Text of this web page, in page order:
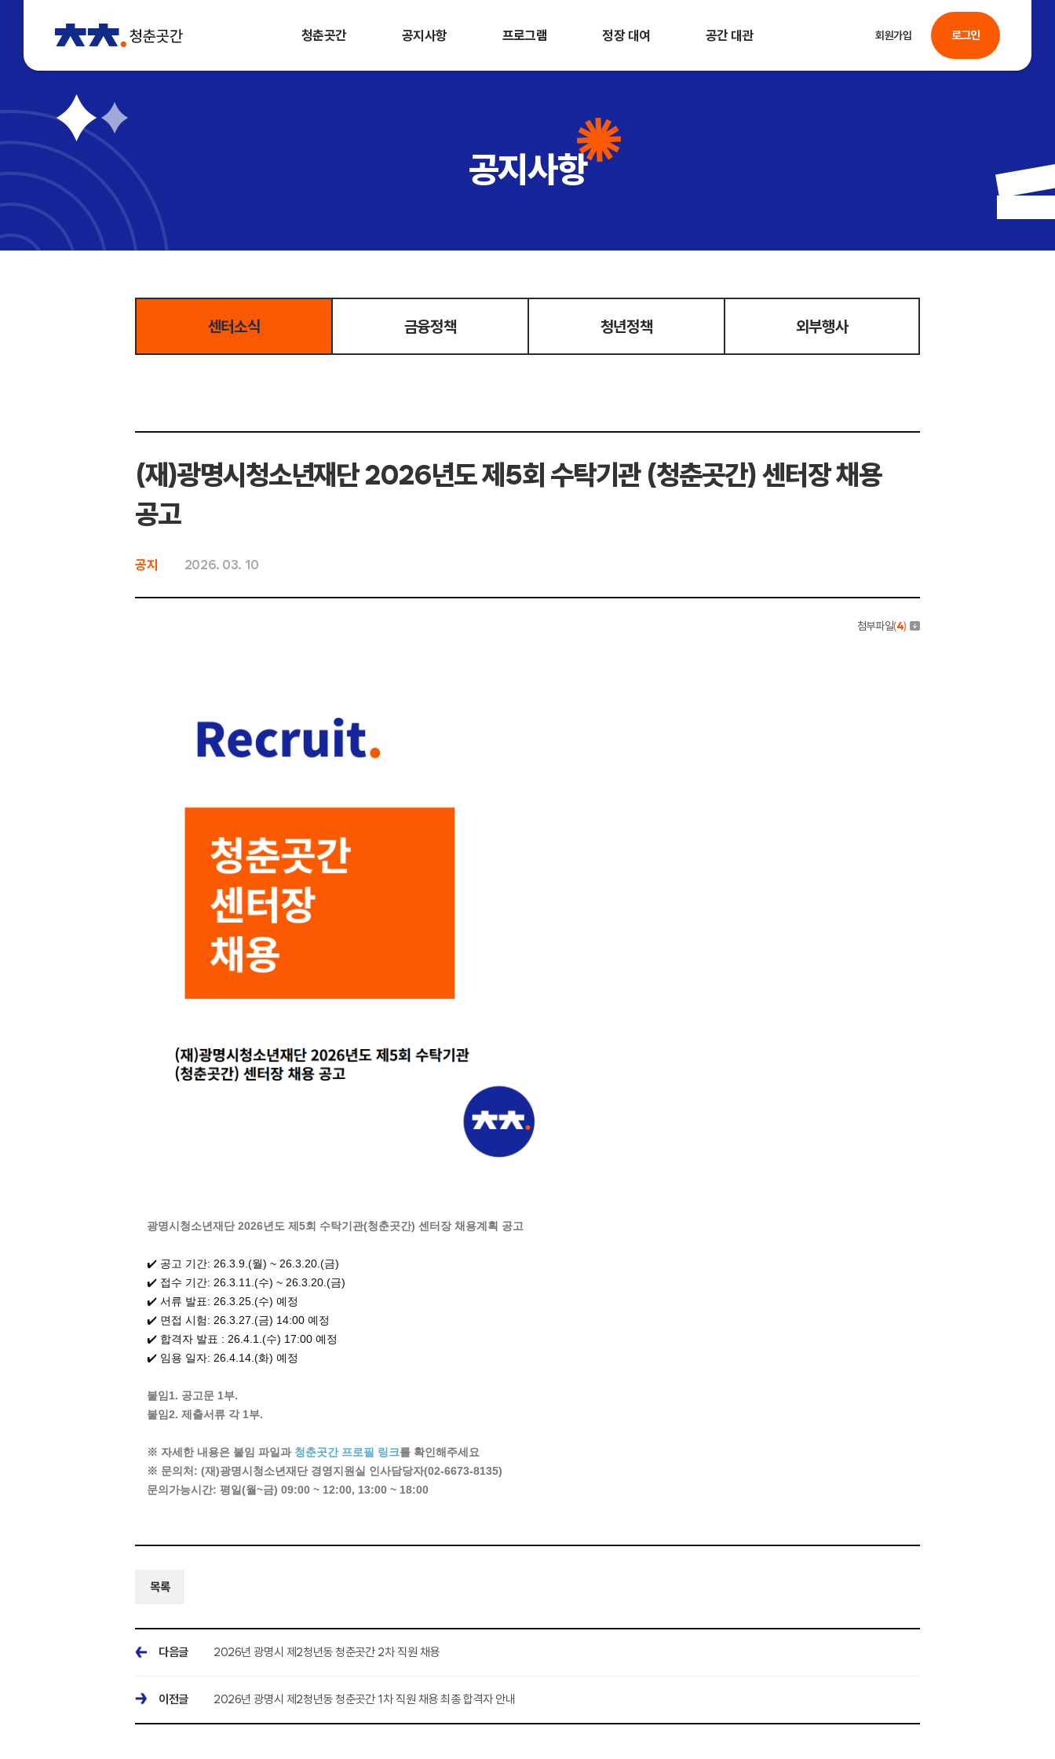
청춘곳간 공지사항 프로그램 정장 대여 공간 대관 회원가입 로그인
공지사항
센터소식 금융정책 청년정책 외부행사
(재)광명시청소년재단 2026년도 제5회 수탁기관 (청춘곳간) 센터장 채용
공고
공지 2026. 03. 10
첨부파일(4)
광명시청소년재단 2026년도 제5회 수탁기관(청춘곳간) 센터장 채용계획 공고
✔️ 공고 기간: 26.3.9.(월) ~ 26.3.20.(금)
✔️ 접수 기간: 26.3.11.(수) ~ 26.3.20.(금)
✔️ 서류 발표: 26.3.25.(수) 예정
✔️ 면접 시험: 26.3.27.(금) 14:00 예정
✔️ 합격자 발표 : 26.4.1.(수) 17:00 예정
✔️ 임용 일자: 26.4.14.(화) 예정
붙임1. 공고문 1부.
붙임2. 제출서류 각 1부.
※ 자세한 내용은 붙임 파일과 청춘곳간 프로필 링크를 확인해주세요
※ 문의처: (재)광명시청소년재단 경영지원실 인사담당자(02-6673-8135)
문의가능시간: 평일(월~금) 09:00 ~ 12:00, 13:00 ~ 18:00
목록
다음글 2026년 광명시 제2청년동 청춘곳간 2차 직원 채용
이전글 2026년 광명시 제2청년동 청춘곳간 1차 직원 채용 최종 합격자 안내